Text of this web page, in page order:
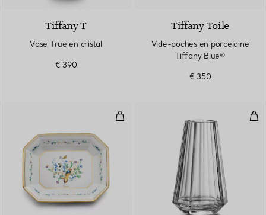
Tiffany T
Vase True en cristal
€ 390
Tiffany Toile
Vide-poches en porcelaine
Tiffany Blue®
€ 350
Vide-poches en porcelaine